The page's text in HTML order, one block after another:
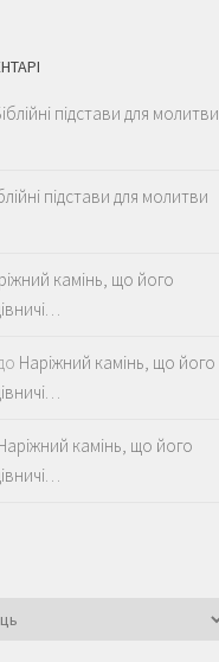
підстави для молитви
підстави для молитви
камінь, що його
Наріжний камінь, що його
камінь, що його